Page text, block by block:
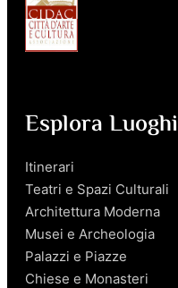
Esplora Luoghi
Itinerari
Teatri e Spazi Culturali
Architettura Moderna
Musei e Archeologia
Palazzi e Piazze
Chiese e Monasteri